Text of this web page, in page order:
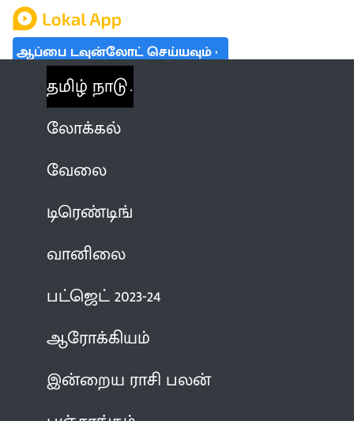
ஆப்பை டவுன்லோட் செய்யவும்
தமிழ் நாடு
லோக்கல்
வேலை
டிரெண்டிங்
வானிலை
பட்ஜெட் 2023-24
ஆரோக்கியம்
இன்றைய ராசி பலன்